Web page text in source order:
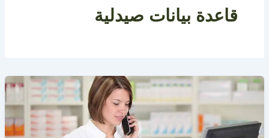
قاعدة بيانات صيدلية